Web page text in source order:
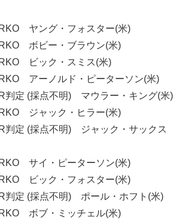
ヤング・フォスター(米)
ボビー・ブラウン(米)
ビック・スミス(米)
アーノルド・ピーターソン(米)
定 (採点不明) マウラー・キング(米)
ジャック・ヒラー(米)
定 (採点不明) ジャック・サックス
サイ・ピーターソン(米)
ビック・フォスター(米)
定 (採点不明) ポール・ホフト(米)
ボブ・ミッチェル(米)